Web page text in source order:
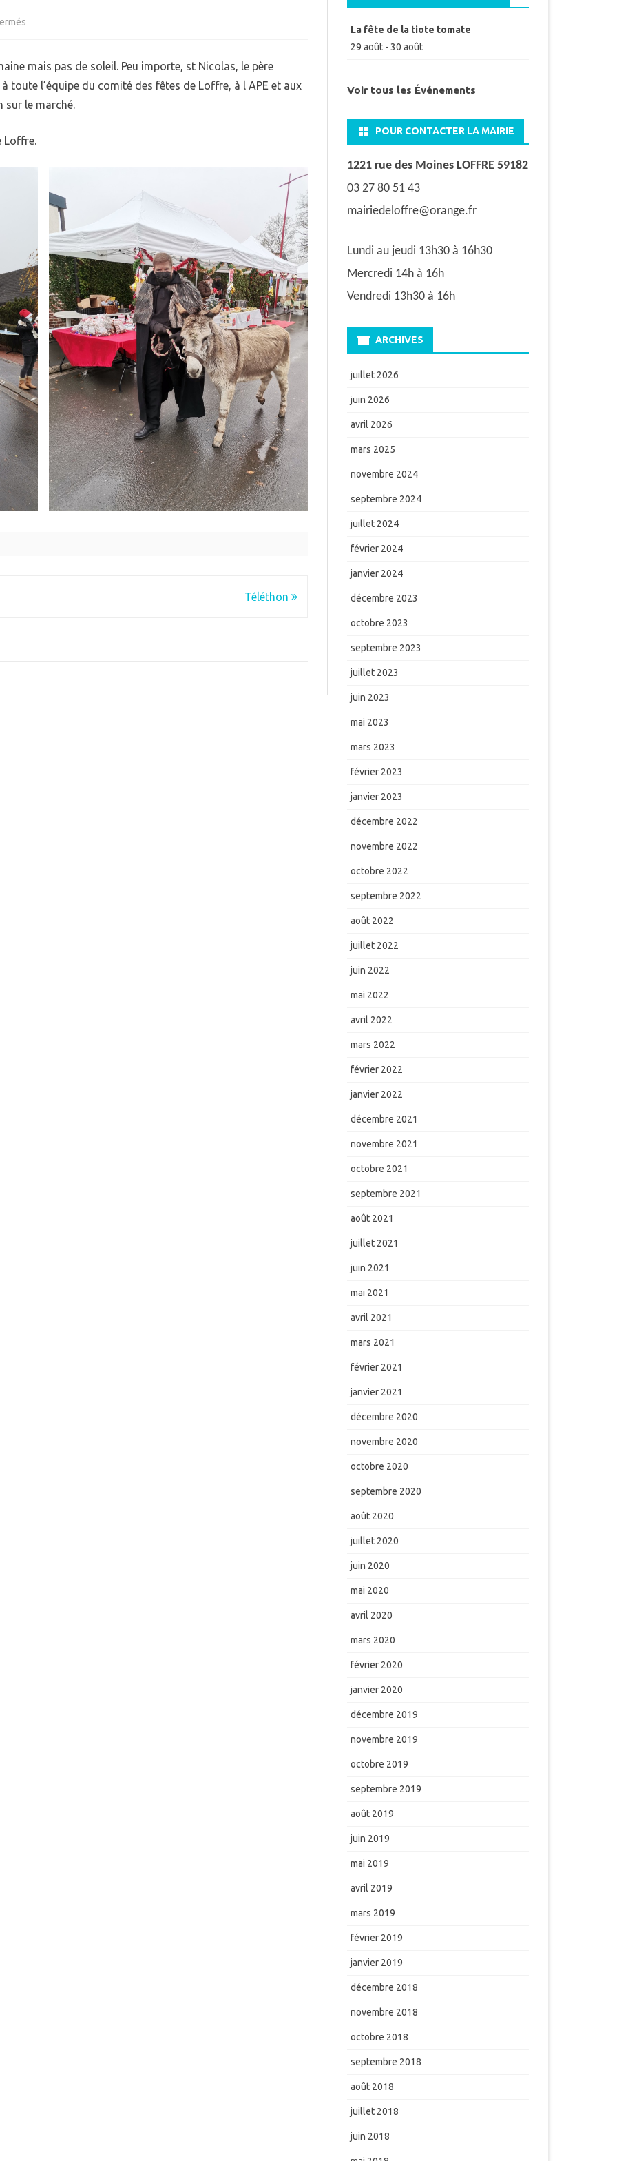
RPE (RAM)
Nicolas
mais pas de soleil. Peu importe, st Nicolas, le père
toute l’équipe du comité des fêtes de Loffre, à l APE et aux
sur le marché.
Loffre.
Téléthon
La fête de la tiote tomate
29 août- 30 août
Voir tous les Événements
POUR CONTACTER LA MAIRIE
1221 rue des Moines LOFFRE 59182
03 27 80 51 43
mairiedeloffre@orange.fr
Lundi au jeudi 13h30 à 16h30
Mercredi 14h à 16h
Vendredi 13h30 à 16h
ARCHIVES
juillet 2026
juin 2026
avril 2026
mars 2025
novembre 2024
septembre 2024
juillet 2024
février 2024
janvier 2024
décembre 2023
octobre 2023
septembre 2023
juillet 2023
juin 2023
mai 2023
mars 2023
février 2023
janvier 2023
décembre 2022
novembre 2022
octobre 2022
septembre 2022
août 2022
juillet 2022
juin 2022
mai 2022
avril 2022
mars 2022
février 2022
janvier 2022
décembre 2021
novembre 2021
octobre 2021
septembre 2021
août 2021
juillet 2021
juin 2021
mai 2021
avril 2021
mars 2021
février 2021
janvier 2021
décembre 2020
novembre 2020
octobre 2020
septembre 2020
août 2020
juillet 2020
juin 2020
mai 2020
avril 2020
mars 2020
février 2020
janvier 2020
décembre 2019
novembre 2019
octobre 2019
septembre 2019
août 2019
juin 2019
mai 2019
avril 2019
mars 2019
février 2019
janvier 2019
décembre 2018
novembre 2018
octobre 2018
septembre 2018
août 2018
juillet 2018
juin 2018